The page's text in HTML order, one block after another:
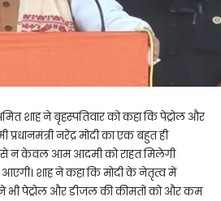
शाह ने बृहस्पतिवार को कहा कि पेट्रोल और
नरेंद्र मोदी का एक बहुत ही
न केवल आम आदमी को राहत मिलेगी
शाह ने कहा कि मोदी के नेतृत्व में
ने भी पेट्रोल और डीजल की कीमतों को और कम